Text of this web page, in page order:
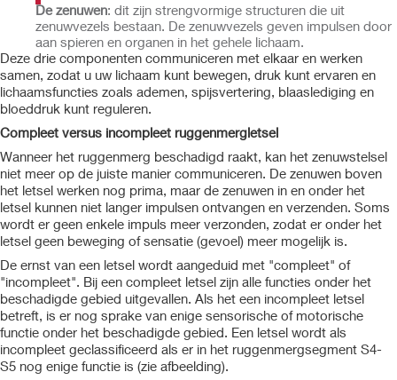
De zenuwen: dit zijn strengvormige structuren die uit
zenuwvezels bestaan. De zenuwvezels geven impulsen door
aan spieren en organen in het gehele lichaam.
Deze drie componenten communiceren met elkaar en werken
samen, zodat u uw lichaam kunt bewegen, druk kunt ervaren en
lichaamsfuncties zoals ademen, spijsvertering, blaaslediging en
bloeddruk kunt reguleren.
Compleet versus incompleet ruggenmergletsel
Wanneer het ruggenmerg beschadigd raakt, kan het zenuwstelsel
niet meer op de juiste manier communiceren. De zenuwen boven
het letsel werken nog prima, maar de zenuwen in en onder het
letsel kunnen niet langer impulsen ontvangen en verzenden. Soms
wordt er geen enkele impuls meer verzonden, zodat er onder het
letsel geen beweging of sensatie (gevoel) meer mogelijk is.
De ernst van een letsel wordt aangeduid met "compleet" of
"incompleet". Bij een compleet letsel zijn alle functies onder het
beschadigde gebied uitgevallen. Als het een incompleet letsel
betreft, is er nog sprake van enige sensorische of motorische
functie onder het beschadigde gebied. Een letsel wordt als
incompleet geclassificeerd als er in het ruggenmergsegment S4-
S5 nog enige functie is (zie afbeelding).